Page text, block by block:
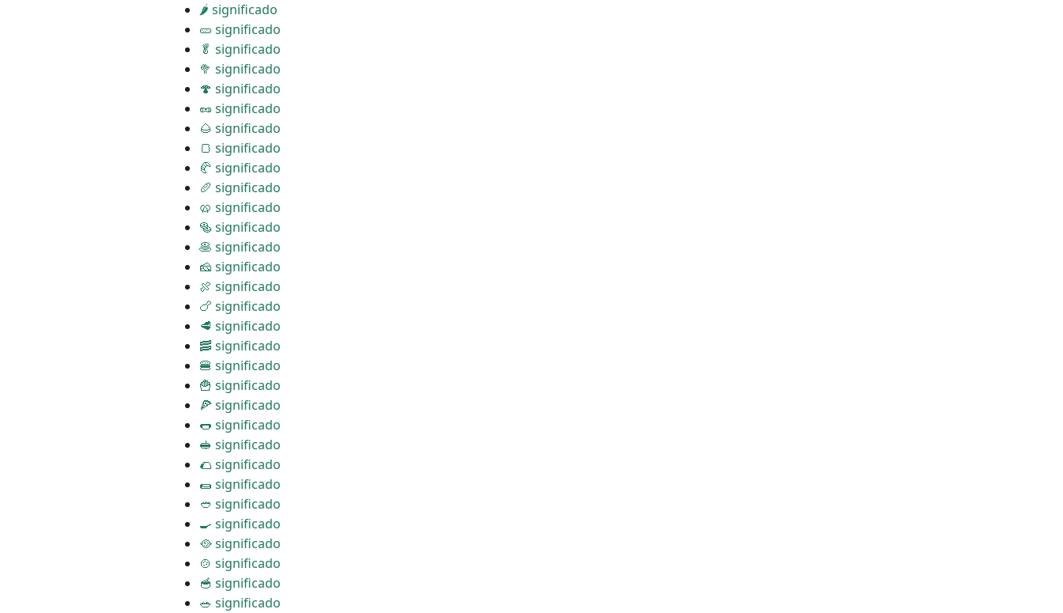
🌶 significado
🥒 significado
🥬 significado
🥦 significado
🍄 significado
🥜 significado
🌰 significado
🍞 significado
🥐 significado
🥖 significado
🥨 significado
🥯 significado
🥞 significado
🧀 significado
🍖 significado
🍗 significado
🥩 significado
🥓 significado
🍔 significado
🍟 significado
🍕 significado
🌭 significado
🥪 significado
🌮 significado
🌯 significado
🥙 significado
🍳 significado
🥘 significado
🍲 significado
🥣 significado
🥗 significado